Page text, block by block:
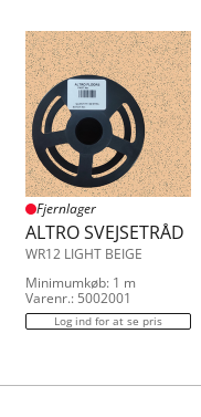
Fjernlager
ALTRO SVEJSETRÅD
WR12 LIGHT BEIGE
Minimumkøb: 1 m
Varenr.: 5002001
Log ind for at se pris